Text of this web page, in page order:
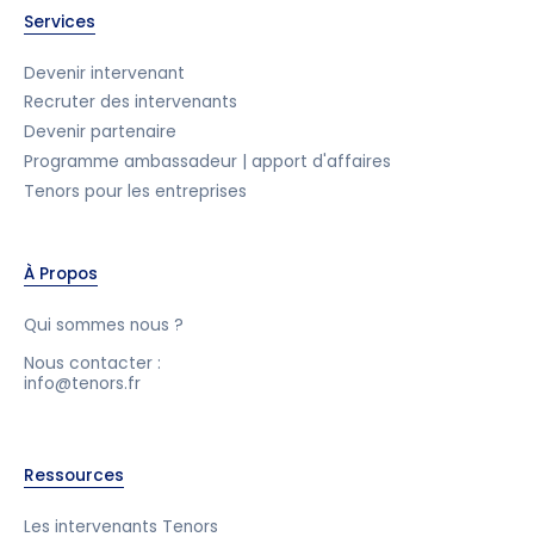
Services
Devenir intervenant
Recruter des intervenants
Devenir partenaire
Programme ambassadeur | apport d'affaires
Tenors pour les entreprises
À Propos
Qui sommes nous ?
Nous contacter :
info@tenors.fr
Ressources
Les intervenants Tenors